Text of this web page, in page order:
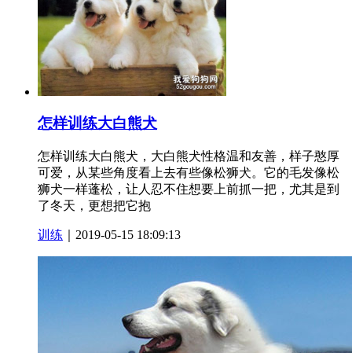
怎样训练大白熊犬
怎样训练大白熊犬，大白熊犬性格温和友善，样子憨厚
可爱，从某些角度看上去有些像松狮犬。它的毛发像松
狮犬一样蓬松，让人忍不住想要上前抓一把，尤其是到
了冬天，更想把它抱
训练 ｜2019-05-15 18:09:13